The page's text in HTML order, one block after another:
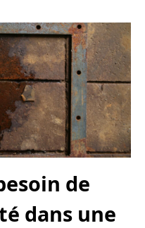
de
dans une